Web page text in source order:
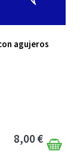
agujeros
8,00 €